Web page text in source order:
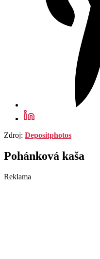
Zdroj: Depositphotos
Pohánková kaša
Reklama